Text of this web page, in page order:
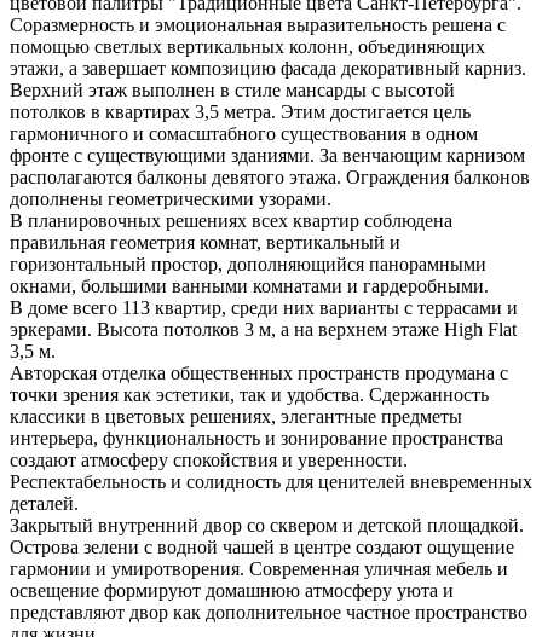
Соразмерность и эмоциональная выразительность решена с
помощью светлых вертикальных колонн, объединяющих
этажи, а завершает композицию фасада декоративный карниз.
Верхний этаж выполнен в стиле мансарды с высотой
потолков в квартирах 3,5 метра. Этим достигается цель
гармоничного и сомасштабного существования в одном
фронте с существующими зданиями. За венчающим карнизом
располагаются балконы девятого этажа. Ограждения балконов
дополнены геометрическими узорами.
В планировочных решениях всех квартир соблюдена
правильная геометрия комнат, вертикальный и
горизонтальный простор, дополняющийся панорамными
окнами, большими ванными комнатами и гардеробными.
В доме всего 113 квартир, среди них варианты с террасами и
эркерами. Высота потолков 3 м, а на верхнем этаже High Flat
3,5 м.
Авторская отделка общественных пространств продумана с
точки зрения как эстетики, так и удобства. Сдержанность
классики в цветовых решениях, элегантные предметы
интерьера, функциональность и зонирование пространства
создают атмосферу спокойствия и уверенности.
Респектабельность и солидность для ценителей вневременных
деталей.
Закрытый внутренний двор со сквером и детской площадкой.
Острова зелени с водной чашей в центре создают ощущение
гармонии и умиротворения. Современная уличная мебель и
освещение формируют домашнюю атмосферу уюта и
представляют двор как дополнительное частное пространство